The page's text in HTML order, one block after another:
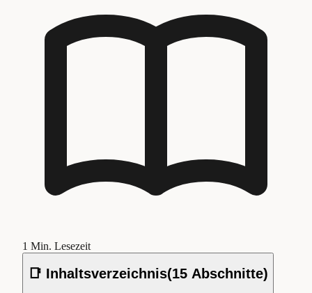
1 Min. Lesezeit
📑 Inhaltsverzeichnis(15 Abschnitte)